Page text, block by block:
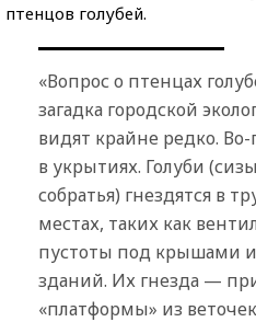
птенцов голубей.
«Вопрос о птенцах
загадка городской
видят крайне редко.
в укрытиях. Голуби
собратья) гнездятся в
местах, таких как
пустоты под крышами
зданий. Их гнезда —
«платформы» из